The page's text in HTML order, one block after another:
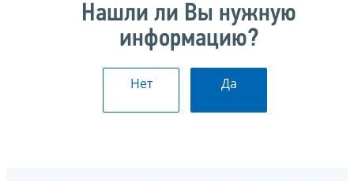
Нашли ли Вы нужную
информацию?
Нет Да